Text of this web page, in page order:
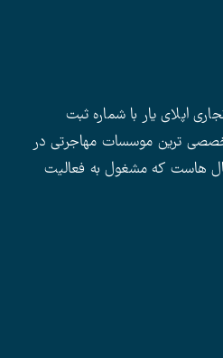
اپلای یار با شماره ثبت
از تخصصی ترین موسسات مهاجرتی در
هاست که مشغول به فعالیت